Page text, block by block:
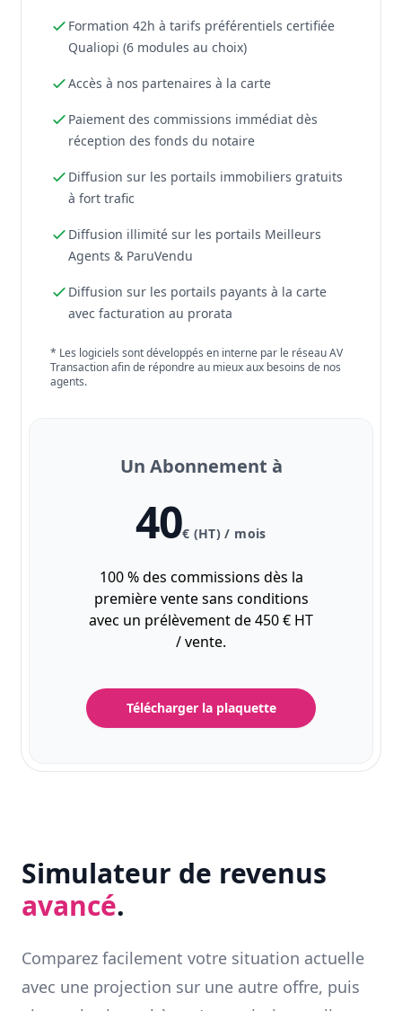
Formation 42h à tarifs préférentiels certifiée
Qualiopi (6 modules au choix)
Accès à nos partenaires à la carte
Paiement des commissions immédiat dès
réception des fonds du notaire
Diffusion sur les portails immobiliers gratuits
à fort trafic
Diffusion illimité sur les portails Meilleurs
Agents & ParuVendu
Diffusion sur les portails payants à la carte
avec facturation au prorata
* Les logiciels sont développés en interne par le réseau AV
Transaction afin de répondre au mieux aux besoins de nos
agents.
Un Abonnement à
40€ (HT) / mois
100 % des commissions dès la
première vente sans conditions
avec un prélèvement de 450 € HT
/ vente.
Télécharger la plaquette
Simulateur de revenus
avancé.
Comparez facilement votre situation actuelle
avec une projection sur une autre offre, puis